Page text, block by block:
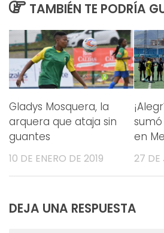
TAMBIÉN TE PODRÍA
Gladys Mosquera, la
arquera que ataja sin
guantes
10 DE ENERO DE 2019
en
27 DE
DEJA UNA RESPUESTA